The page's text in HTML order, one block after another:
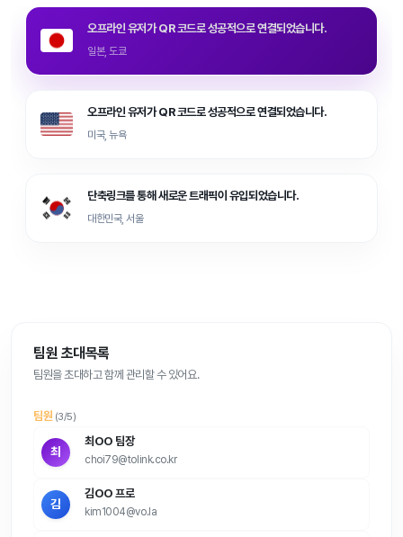
오프라인 유저가 QR 코드로 성공적으로 연결되었습니다.
일본, 도쿄
오프라인 유저가 QR 코드로 성공적으로 연결되었습니다.
미국, 뉴욕
단축링크를 통해 새로운 트래픽이 유입되었습니다.
대한민국, 서울
팀원 초대목록
팀원을 초대하고 함께 관리할 수 있어요.
팀원 (3/5)
최
최OO 팀장
choi79@tolink.co.kr
김
김OO 프로
kim1004@vo.la